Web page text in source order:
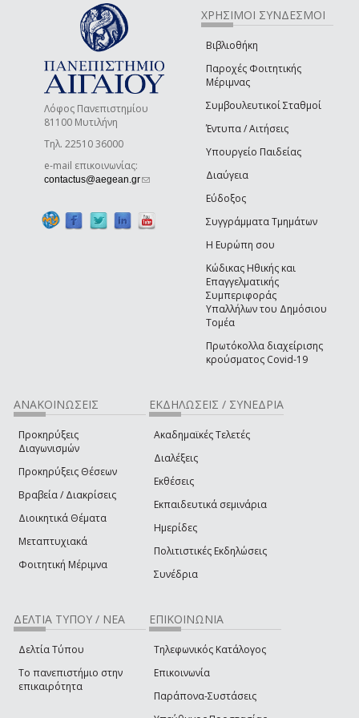
Λόφος Πανεπιστημίου
81100 Μυτιλήνη
Τηλ. 22510 36000
e-mail επικοινωνίας:
contactus@aegean.gr(link sends e-mail)
ΧΡΗΣΙΜΟΙ ΣΥΝΔΕΣΜΟΙ
Βιβλιοθήκη
Παροχές Φοιτητικής
Μέριμνας
Συμβουλευτικοί Σταθμοί
Έντυπα / Αιτήσεις
Υπουργείο Παιδείας
Διαύγεια
Εύδοξος
Συγγράμματα Τμημάτων
Η Ευρώπη σου
Κώδικας Ηθικής και
Επαγγελματικής
Συμπεριφοράς
Υπαλλήλων του Δημόσιου
Τομέα
Πρωτόκολλα διαχείρισης
κρούσματος Covid-19
ΑΝΑΚΟΙΝΩΣΕΙΣ
Προκηρύξεις
Διαγωνισμών
Προκηρύξεις Θέσεων
Βραβεία / Διακρίσεις
Διοικητικά Θέματα
Μεταπτυχιακά
Φοιτητική Μέριμνα
ΕΚΔΗΛΩΣΕΙΣ / ΣΥΝΕΔΡΙΑ
Ακαδημαϊκές Τελετές
Διαλέξεις
Εκθέσεις
Εκπαιδευτικά σεμινάρια
Ημερίδες
Πολιτιστικές Εκδηλώσεις
Συνέδρια
ΔΕΛΤΙΑ ΤΥΠΟΥ / ΝΕΑ
Δελτία Τύπου
Το πανεπιστήμιο στην
επικαιρότητα
ΕΠΙΚΟΙΝΩΝΙΑ
Τηλεφωνικός Κατάλογος
Επικοινωνία
Παράπονα-Συστάσεις